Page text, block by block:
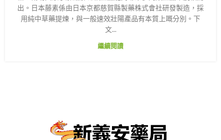
出。日本藤素係由日本京都慈賀縣製藥株式會社研發製造，採
用純中草藥提煉，與一般速效壯陽產品有本質上嘅分別。下
文...
繼續閱讀